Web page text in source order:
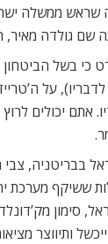
שראש ממשלה
כי בשל
שלו (10 קמ, לדבריו),
אתם יכולים
בבריטניה,
ששיקף מערכת
סימון
ותיווצר